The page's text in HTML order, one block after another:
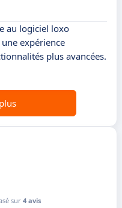
au logiciel loxo
expérience
plus avancées.
sur 4 avis